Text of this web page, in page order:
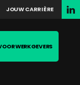
JOUW CARRIÈRE
WERKGEVERS